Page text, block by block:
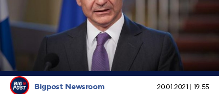
Bigpost Newsroom 20.01.2021 | 19:55